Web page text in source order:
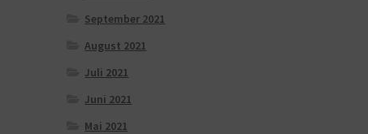
September 2021
August 2021
Juli 2021
Juni 2021
Mai 2021